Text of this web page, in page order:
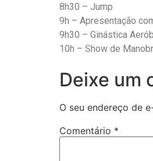
8h30 – Jump
9h – Apresentação
9h30 – Ginástica
10h – Show de
Deixe um
O seu endereço de
Comentário *